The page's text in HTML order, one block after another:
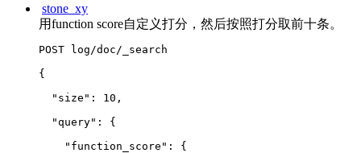
stone_xy
用function score自定义打分，然后按照打分取前十条。
POST log/doc/_search
{
  "size": 10,
  "query": {
    "function_score": {